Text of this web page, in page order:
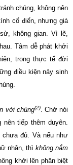
chúng, không nên
cổ điển, nhưng giá
không gian. Vì lẽ,
Tâm dễ phát khởi
trong thực tế đời
điều kiện nảy sinh
với chúng(2). Chớ nói
tiếp thêm duyên.
đủ. Và nếu như
nhân, thì không nắm
khởi lên phân biệt